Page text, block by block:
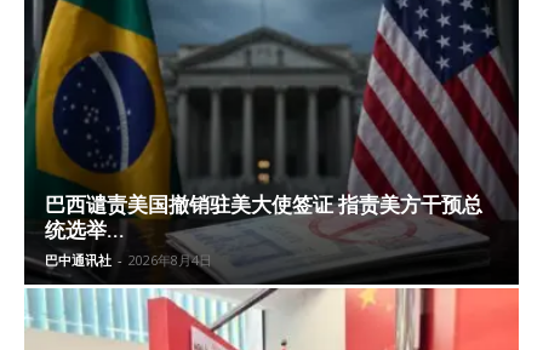
巴西谴责美国撤销驻美大使签证 指责美方干预总
统选举...
巴中通讯社 - 2026年8月4日